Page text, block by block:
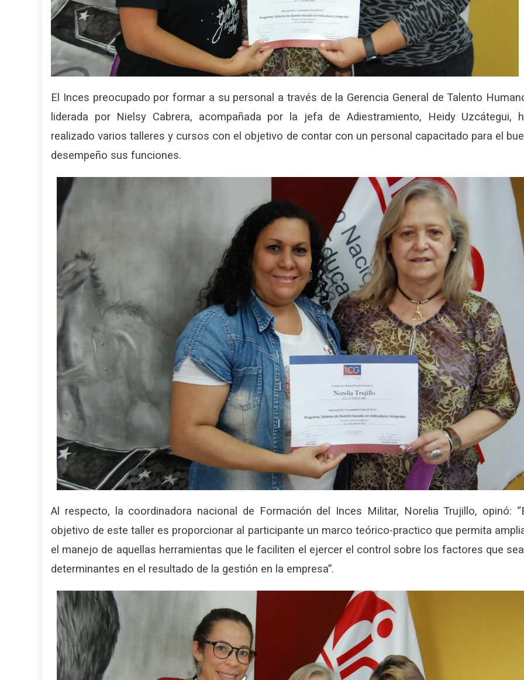
El Inces preocupado por formar a su personal a través de la Gerencia General de Talento
liderada por Nielsy Cabrera, acompañada por la jefa de Adiestramiento, Heidy Uzcátegui,
realizado varios talleres y cursos con el objetivo de contar con un personal capacitado para el
desempeño sus funciones.
Al respecto, la coordinadora nacional de Formación del Inces Militar, Norelia Trujillo, opinó:
objetivo de este taller es proporcionar al participante un marco teórico-practico que permita
el manejo de aquellas herramientas que le faciliten el ejercer el control sobre los factores que
determinantes en el resultado de la gestión en la empresa”.